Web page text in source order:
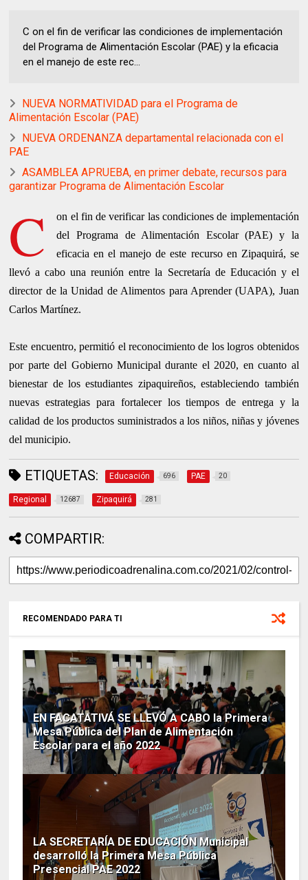
C on el fin de verificar las condiciones de implementación
del Programa de Alimentación Escolar (PAE) y la eficacia
en el manejo de este rec...
NUEVA NORMATIVIDAD para el Programa de
Alimentación Escolar (PAE)
NUEVA ORDENANZA departamental relacionada con el
PAE
ASAMBLEA APRUEBA, en primer debate, recursos para
garantizar Programa de Alimentación Escolar
C
on el fin de verificar las condiciones de implementación
del Programa de Alimentación Escolar (PAE) y la
eficacia en el manejo de este recurso en Zipaquirá, se
llevó a cabo una reunión entre la Secretaría de Educación y el
director de la Unidad de Alimentos para Aprender (UAPA), Juan
Carlos Martínez.
Este encuentro, permitió el reconocimiento de los logros obtenidos
por parte del Gobierno Municipal durante el 2020, en cuanto al
bienestar de los estudiantes zipaquireños, estableciendo también
nuevas estrategias para fortalecer los tiempos de entrega y la
calidad de los productos suministrados a los niños, niñas y jóvenes
del municipio.
ETIQUETAS: Educación 696 PAE 20
Regional 12687 Zipaquirá 281
COMPARTIR:
RECOMENDADO PARA TI
EN FACATATIVÁ SE LLEVÓ A CABO la Primera
Mesa Pública del Plan de Alimentación
Escolar para el año 2022
LA SECRETARÍA DE EDUCACIÓN Municipal
desarrolló la Primera Mesa Pública
Presencial PAE 2022